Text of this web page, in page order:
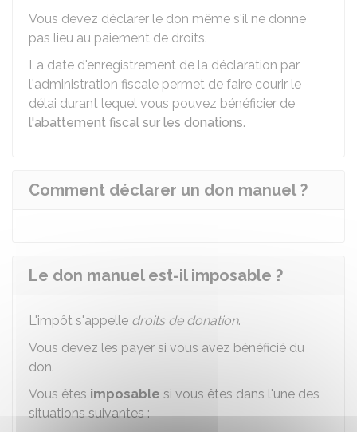
Vous devez déclarer le don même s'il ne donne
pas lieu au paiement de droits.
La date d'enregistrement de la déclaration par
l'administration fiscale permet de faire courir le
délai durant lequel vous pouvez bénéficier de
l'abattement fiscal sur les donations.
Comment déclarer un don manuel ?
Le don manuel est-il imposable ?
L'impôt s'appelle droits de donation.
Vous devez les payer si vous avez bénéficié du
don.
Vous êtes imposable si vous êtes dans l'une des
situations suivantes :